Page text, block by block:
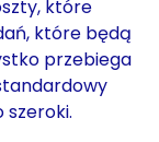
które
które będą
przebiega